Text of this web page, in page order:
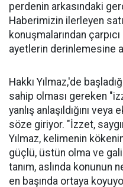
perdenin arkasındaki
Haberimizin ilerleyen
konuşmalarından
ayetlerin derinlemesine
Hakkı Yılmaz,'de
sahip olması gereken
yanlış anlaşıldığını
söze giriyor. "İzzet,
Yılmaz, kelimenin
güçlü, üstün olma ve
tanım, aslında konunun
en başında ortaya